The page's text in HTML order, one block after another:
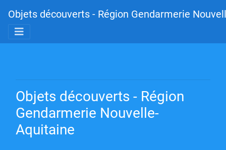
Objets découverts - Région Gendarmerie
Objets découverts - Région
Gendarmerie Nouvelle-
Aquitaine